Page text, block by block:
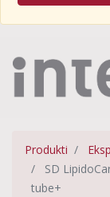
Produkti
SD
tube+